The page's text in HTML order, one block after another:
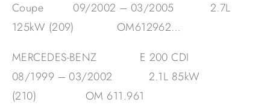
Coupe 09/2002 – 03/2005 2.7L
125kW (209) OM612962…
MERCEDES-BENZ E 200 CDI
08/1999 – 03/2002 2.1L 85kW
(210) OM 611.961